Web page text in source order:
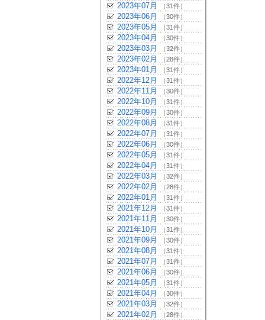
2023年07月 （31件）
2023年06月 （30件）
2023年05月 （31件）
2023年04月 （30件）
2023年03月 （32件）
2023年02月 （28件）
2023年01月 （31件）
2022年12月 （31件）
2022年11月 （30件）
2022年10月 （31件）
2022年09月 （30件）
2022年08月 （31件）
2022年07月 （31件）
2022年06月 （30件）
2022年05月 （31件）
2022年04月 （31件）
2022年03月 （32件）
2022年02月 （28件）
2022年01月 （31件）
2021年12月 （31件）
2021年11月 （30件）
2021年10月 （31件）
2021年09月 （30件）
2021年08月 （31件）
2021年07月 （31件）
2021年06月 （30件）
2021年05月 （31件）
2021年04月 （30件）
2021年03月 （32件）
2021年02月 （28件）